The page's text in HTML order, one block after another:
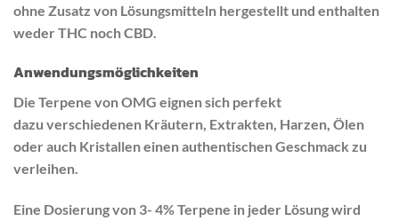
ohne Zusatz von Lösungsmitteln hergestellt und enthalten
weder THC noch CBD.
Anwendungsmöglichkeiten
Die Terpene von OMG eignen sich perfekt
dazu verschiedenen Kräutern, Extrakten, Harzen, Ölen
oder auch Kristallen einen authentischen Geschmack zu
verleihen.
Eine Dosierung von 3- 4% Terpene in jeder Lösung wird